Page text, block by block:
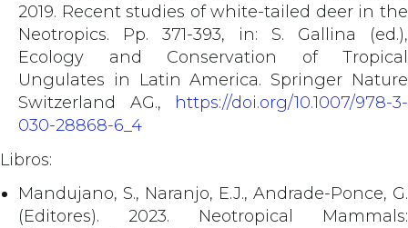
2019. Recent studies of white-tailed deer in the
Neotropics. Pp. 371-393, in: S. Gallina (ed.),
Ecology and Conservation of Tropical
Ungulates in Latin America. Springer Nature
Switzerland AG.,
https://doi.org/10.1007/978-3-
030-28868-6_4
Libros:
Mandujano, S., Naranjo, E.J., Andrade-Ponce, G.
(Editores). 2023. Neotropical Mammals: